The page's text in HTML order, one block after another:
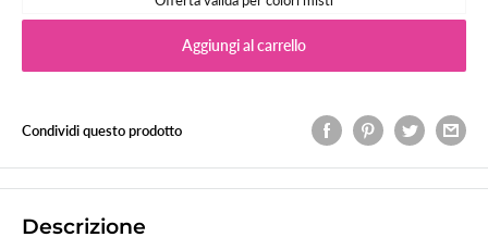
Aggiungi al carrello
Condividi questo prodotto
Descrizione